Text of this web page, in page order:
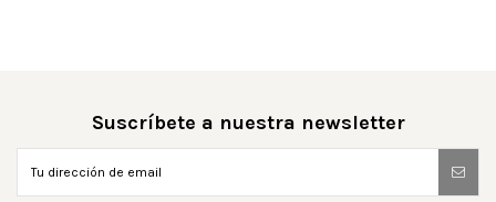
Suscríbete a nuestra newsletter